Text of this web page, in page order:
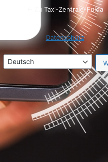
← Zu Taxi-Zentrale-Fulda
Datenschutz
Sprache